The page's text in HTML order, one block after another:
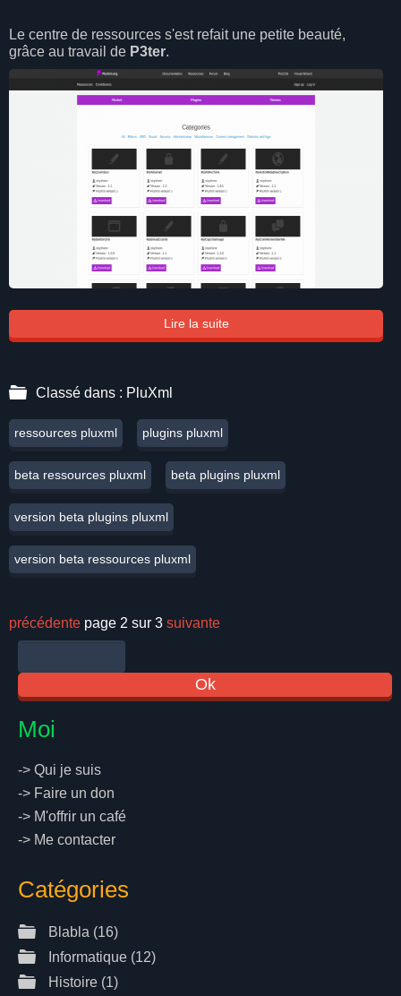
Le centre de ressources s'est refait une petite beauté,
grâce au travail de P3ter.
Lire la suite
Classé dans : PluXml
ressources pluxml plugins pluxml
beta ressources pluxml beta plugins pluxml
version beta plugins pluxml
version beta ressources pluxml
précédente page 2 sur 3 suivante
Moi
-> Qui je suis
-> Faire un don
-> M'offrir un café
-> Me contacter
Catégories
Blabla (16)
Informatique (12)
Histoire (1)